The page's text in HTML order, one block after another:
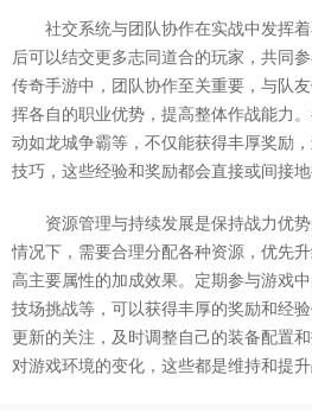
社交系统与团队协作在实战中发挥
后可以结交更多志同道合的玩家，共同
传奇手游中，团队协作至关重要，与队
挥各自的职业优势，提高整体作战能力
动如龙城争霸等，不仅能获得丰厚奖励
技巧，这些经验和奖励都会直接或间接地
资源管理与持续发展是保持战力优
情况下，需要合理分配各种资源，优先
高主要属性的加成效果。定期参与游戏
技场挑战等，可以获得丰厚的奖励和经
更新的关注，及时调整自己的装备配置
对游戏环境的变化，这些都是维持和提升